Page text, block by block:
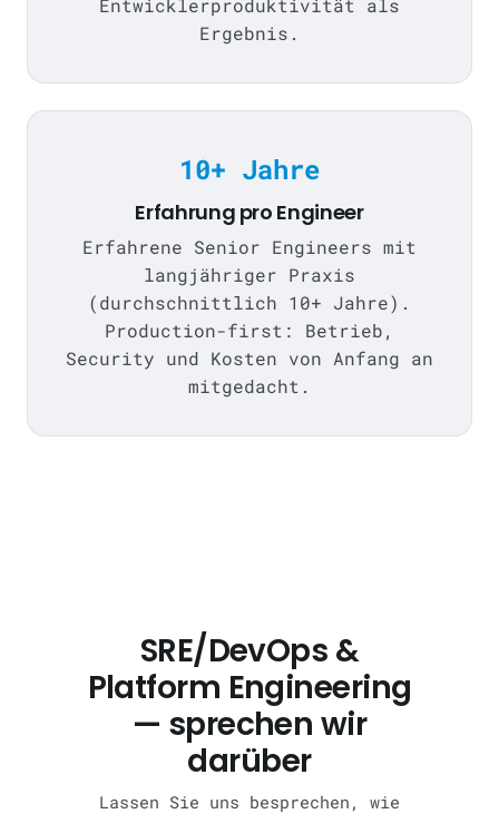
Entwicklerproduktivität als
Ergebnis.
10+ Jahre
Erfahrung pro Engineer
Erfahrene Senior Engineers mit
langjähriger Praxis
(durchschnittlich 10+ Jahre).
Production-first: Betrieb,
Security und Kosten von Anfang an
mitgedacht.
SRE/DevOps &
Platform Engineering
— sprechen wir
darüber
Lassen Sie uns besprechen, wie